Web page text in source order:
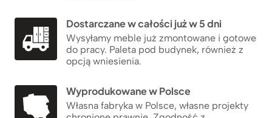
Dostarczane w całości już w 5 dni
Wysyłamy meble już zmontowane i gotowe
do pracy. Paleta pod budynek, również z
opcją wniesienia.
Wyprodukowane w Polsce
Własna fabryka w Polsce, własne projekty